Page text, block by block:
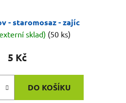
- staromosaz - zajíc
sklad) (50 ks)
5 Kč
DO KOŠÍKU